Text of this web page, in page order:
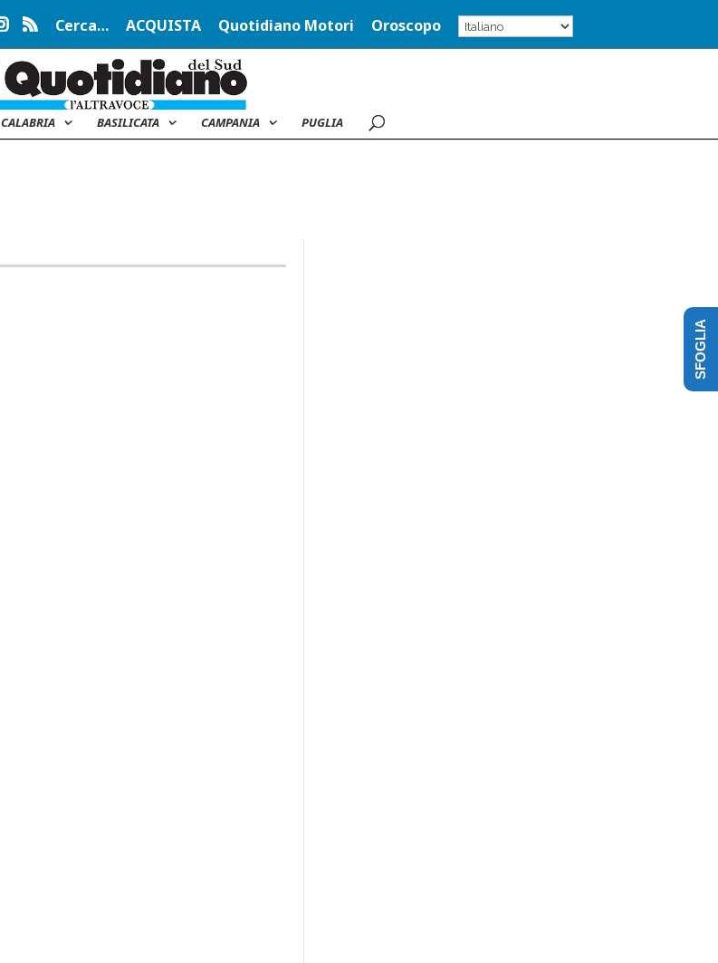
Cerca… ACQUISTA Quotidiano Motori Oroscopo
CALABRIA BASILICATA CAMPANIA PUGLIA
SFOGLIA